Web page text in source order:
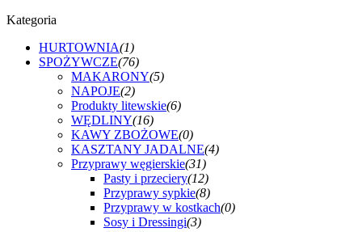
Kategoria
HURTOWNIA(1)
SPOŻYWCZE(76)
MAKARONY(5)
NAPOJE(2)
Produkty litewskie(6)
WĘDLINY(16)
KAWY ZBOŻOWE(0)
KASZTANY JADALNE(4)
Przyprawy węgierskie(31)
Pasty i przeciery(12)
Przyprawy sypkie(8)
Przyprawy w kostkach(0)
Sosy i Dressingi(3)